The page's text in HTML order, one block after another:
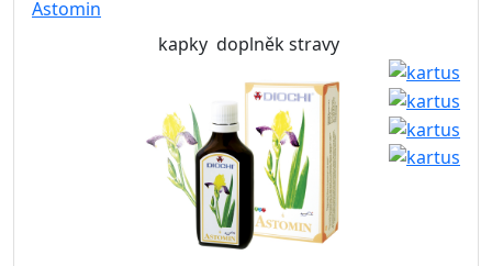
Astomin
kapky doplněk stravy